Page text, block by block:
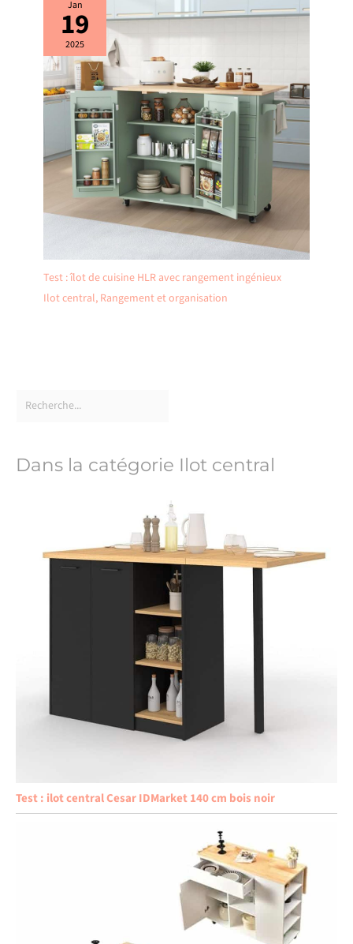
Jan
19
2025
Test : îlot de cuisine HLR avec rangement ingénieux
Ilot central, Rangement et organisation
Dans la catégorie Ilot central
Test : ilot central Cesar IDMarket 140 cm bois noir